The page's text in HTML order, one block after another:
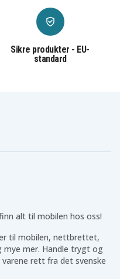
Sikre produkter - EU-
standard
alt til mobilen hos oss!
til mobilen, nettbrettet,
mye mer. Handle trygt og
rett fra det svenske